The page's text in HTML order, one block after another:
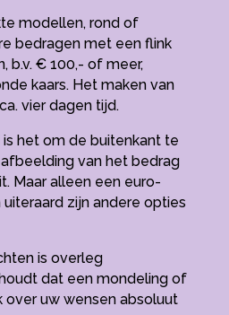
modellen, rond of
bedragen met een flink
b.v. € 100,- of meer,
kaars. Het maken van
vier dagen tijd.
het om de buitenkant te
van het bedrag
Maar alleen een euro-
zijn andere opties
is overleg
dat een mondeling of
uw wensen absoluut